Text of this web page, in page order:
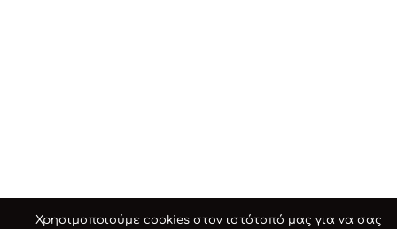
Χρησιμοποιούμε cookies στον ιστότοπό μας για να σας